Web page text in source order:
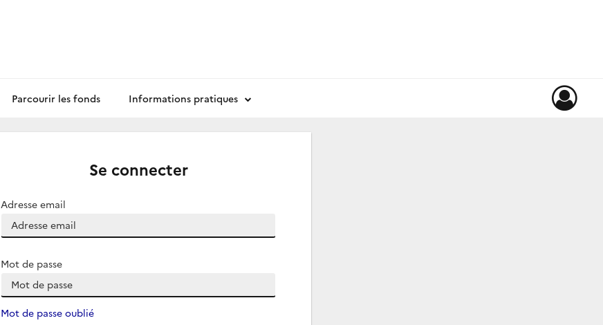
Parcourir les fonds Informations pratiques
Se connecter
Adresse email
Mot de passe
Mot de passe oublié